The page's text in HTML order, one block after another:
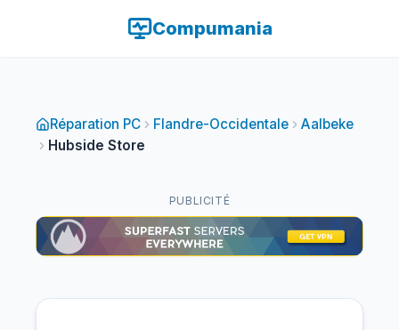
Compumania
Réparation PC Flandre-Occidentale
Aalbeke
Hubside Store
PUBLICITÉ